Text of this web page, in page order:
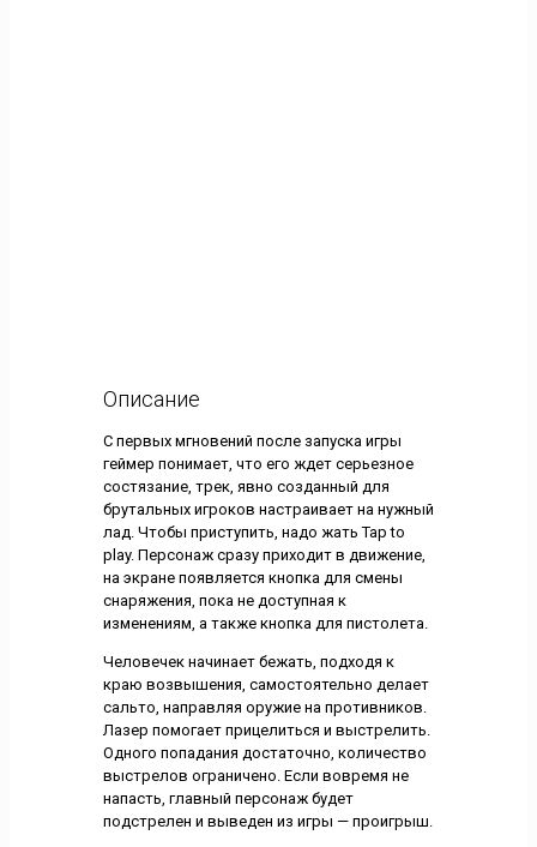
Описание
С первых мгновений после запуска игры
геймер понимает, что его ждет серьезное
состязание, трек, явно созданный для
брутальных игроков настраивает на нужный
лад. Чтобы приступить, надо жать Tap to
play. Персонаж сразу приходит в движение,
на экране появляется кнопка для смены
снаряжения, пока не доступная к
изменениям, а также кнопка для пистолета.
Человечек начинает бежать, подходя к
краю возвышения, самостоятельно делает
сальто, направляя оружие на противников.
Лазер помогает прицелиться и выстрелить.
Одного попадания достаточно, количество
выстрелов ограничено. Если вовремя не
напасть, главный персонаж будет
подстрелен и выведен из игры — проигрыш.